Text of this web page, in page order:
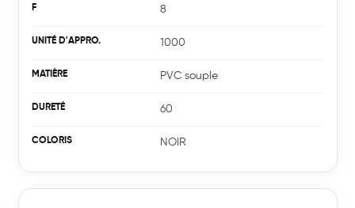
8
1000
PVC souple
60
NOIR